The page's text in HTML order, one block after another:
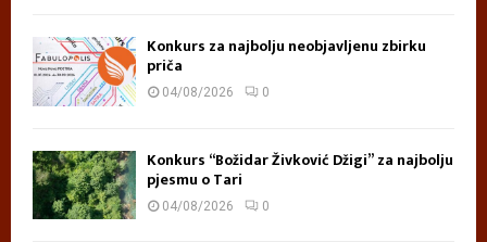
Konkurs za najbolju neobjavljenu zbirku
priča
04/08/2026 0
Konkurs “Božidar Živković Džigi” za najbolju
pjesmu o Tari
04/08/2026 0